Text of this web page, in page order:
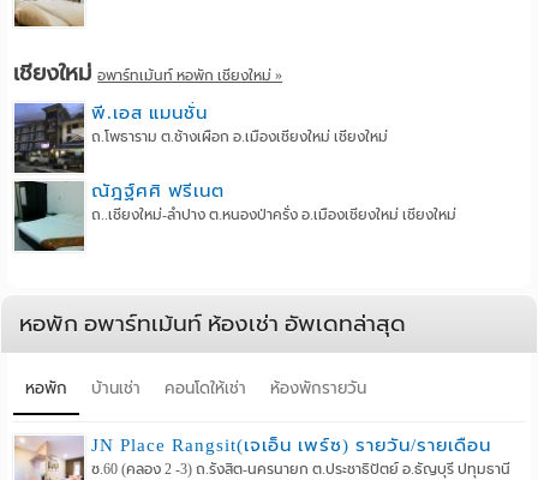
เชียงใหม่อพาร์ทเม้นท์ หอพัก เชียงใหม่ »
พี.เอส แมนชั่น
ถ.โพธาราม ต.ช้างเผือก อ.เมืองเชียงใหม่ เชียงใหม่
ณัฎฐ์ศศิ ฟรีเนต
ถ..เชียงใหม่-ลำปาง ต.หนองป่าครั่ง อ.เมืองเชียงใหม่ เชียงใหม่
หอพัก อพาร์ทเม้นท์ ห้องเช่า อัพเดทล่าสุด
หอพัก บ้านเช่า คอนโดให้เช่า ห้องพักรายวัน
JN Place Rangsit(เจเอ็น เพร์ซ) รายวัน/รายเดือน
ซ.60 (คลอง 2 -3) ถ.รังสิต-นครนายก ต.ประชาธิปัตย์ อ.ธัญบุรี ปทุมธานี